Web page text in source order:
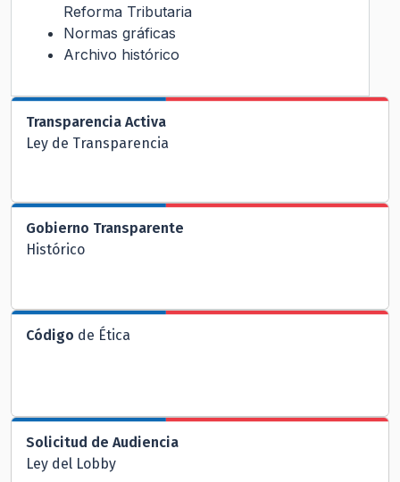
Reforma Tributaria
Normas gráficas
Archivo histórico
Transparencia Activa
Ley de Transparencia
Gobierno Transparente
Histórico
Código de Ética
Solicitud de Audiencia
Ley del Lobby